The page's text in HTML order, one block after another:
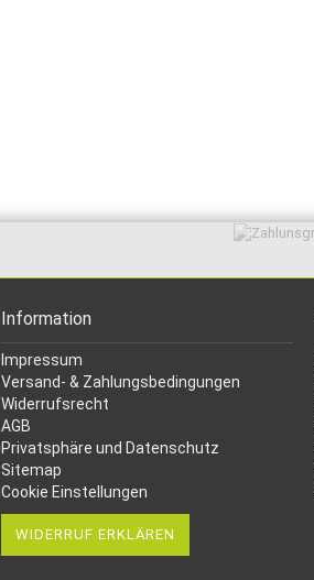
Information
Impressum
Versand- & Zahlungsbedingungen
Widerrufsrecht
AGB
Privatsphäre und Datenschutz
Sitemap
Cookie Einstellungen
WIDERRUF ERKLÄREN